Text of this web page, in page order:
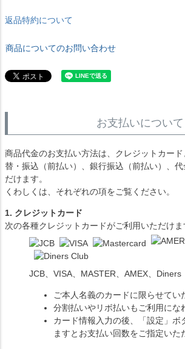
返品特約について
商品についてのお問い合わせ
お支払いについて
商品代金のお支払い方法は、クレジットカー
替・振込（前払い）、銀行振込（前払い）、
だけます。
くわしくは、それぞれの項をご覧ください。
1. クレジットカード
次の各種クレジットカードがご利用いただけま
JCB、VISA、MASTER、AMEX、Diners
ご本人名義のカードに限らせてい
分割払いやリボ払いもご利用にな
カード情報入力の後、「設定」ボ
ますとお支払い回数をご指定いた